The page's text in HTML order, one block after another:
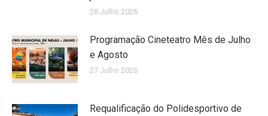
28 Julho 2026
Programação Cineteatro Mês de Julho
e Agosto
27 Julho 2026
Requalificação do Polidesportivo de